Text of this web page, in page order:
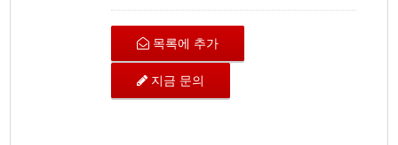
다섯 개의 스냅인 디자인 탈착식 행거가 있는
수평 정리기는 사용자가 트위스트 페어 케이
블을 배치할 수 있는 유연성을 제공합니다.
나사 없이도 번들 케이블을 빠르게 추가하거
나 제거할 수 있습니다. 이는 적절한 케이블
링을 목표로 하며, 서버 캐비닛 내의 컴파운
목록에 추가
지금 문의